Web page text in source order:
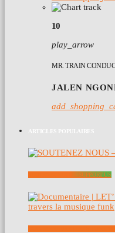
10
play_arrow
MR. TRAIN
JALEN
ARTICLES POPULAIRES
SOUTENEZ NOUS – SUPPORT US
DOCUMENTAIRE | LET’S FUNK